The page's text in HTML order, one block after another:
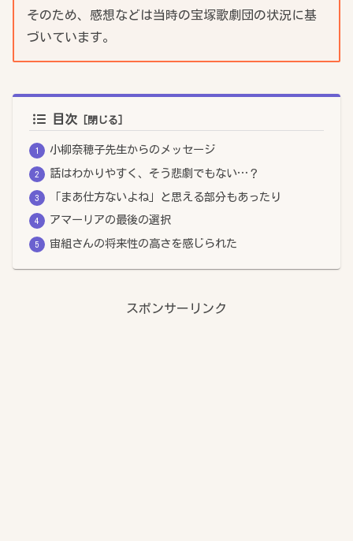
そのため、感想などは当時の宝塚歌劇団の状況に基
づいています。
目次
小柳奈穂子先生からのメッセージ
話はわかりやすく、そう悲劇でもない…？
「まあ仕方ないよね」と思える部分もあったり
アマーリアの最後の選択
宙組さんの将来性の高さを感じられた
スポンサーリンク